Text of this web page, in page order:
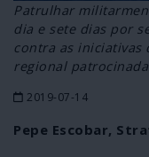
Patrulhar
dia e sete dias por
contra as iniciativas
regional
2019-07-14
Pepe Escobar,